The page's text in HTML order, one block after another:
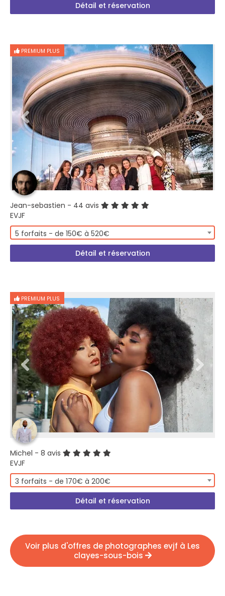
Détail et réservation
PREMIUM PLUS
Jean-sebastien - 44 avis
EVJF
5 forfaits - de 150€ à 520€
Détail et réservation
PREMIUM PLUS
Michel - 8 avis
EVJF
3 forfaits - de 170€ à 200€
Détail et réservation
Voir plus d'offres de photographes evjf à Les
clayes-sous-bois